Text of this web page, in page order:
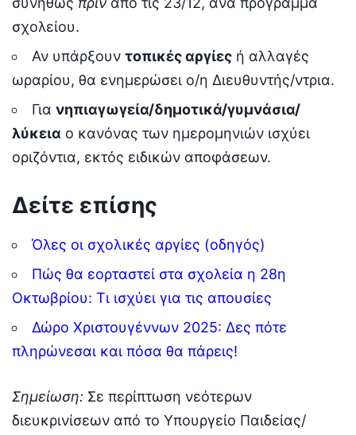
σχολείου.
Αν υπάρξουν τοπικές αργίες ή αλλαγές
ωραρίου, θα ενημερώσει ο/η Διευθυντής/ντρια.
Για νηπιαγωγεία/δημοτικά/γυμνάσια/
λύκεια ο κανόνας των ημερομηνιών ισχύει
οριζόντια, εκτός ειδικών αποφάσεων.
Δείτε επίσης
Όλες οι σχολικές αργίες (οδηγός)
Πώς θα εορταστεί στα σχολεία η 28η
Οκτωβρίου: Τι ισχύει για τις απουσίες
Δώρο Χριστουγέννων 2025: Δες πότε
πληρώνεσαι και πόσα θα πάρεις!
Σημείωση: Σε περίπτωση νεότερων
διευκρινίσεων από το Υπουργείο Παιδείας/